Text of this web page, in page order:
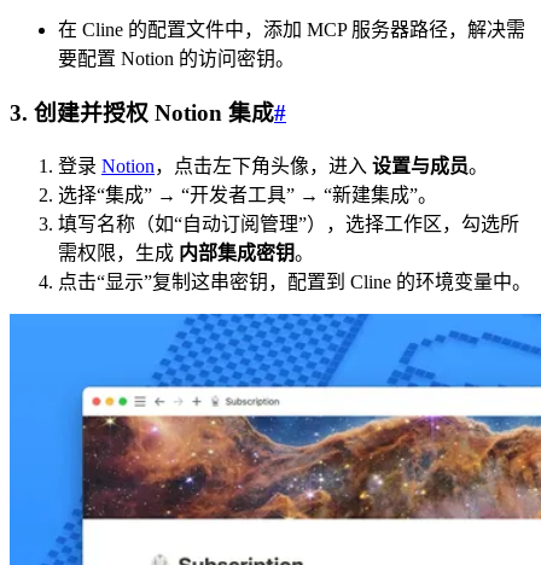
在 Cline 的配置文件中，添加 MCP 服务器路径，解决需
要配置 Notion 的访问密钥。
3. 创建并授权 Notion 集成#
登录 Notion，点击左下角头像，进入 设置与成员。
选择“集成” → “开发者工具” → “新建集成”。
填写名称（如“自动订阅管理”），选择工作区，勾选所
需权限，生成 内部集成密钥。
点击“显示”复制这串密钥，配置到 Cline 的环境变量中。